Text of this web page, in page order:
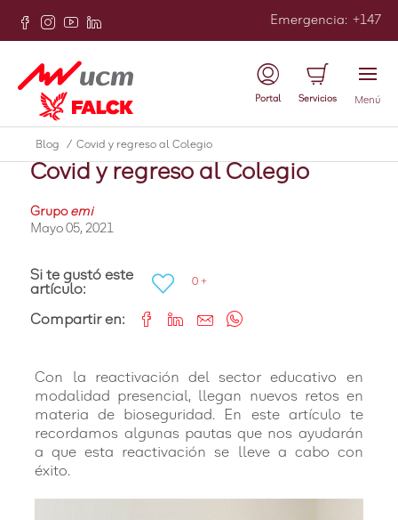
Emergencia: +147
Portal Servicios Menú
Blog / Covid y regreso al Colegio
Atrás
Covid
Covid y regreso al Colegio
Grupo emi
Mayo 05, 2021
Si te gustó este
artículo:
0 +
Compartir en:
Con la reactivación del sector educativo en
modalidad presencial, llegan nuevos retos en
materia de bioseguridad. En este artículo te
recordamos algunas pautas que nos ayudarán
a que esta reactivación se lleve a cabo con
éxito.